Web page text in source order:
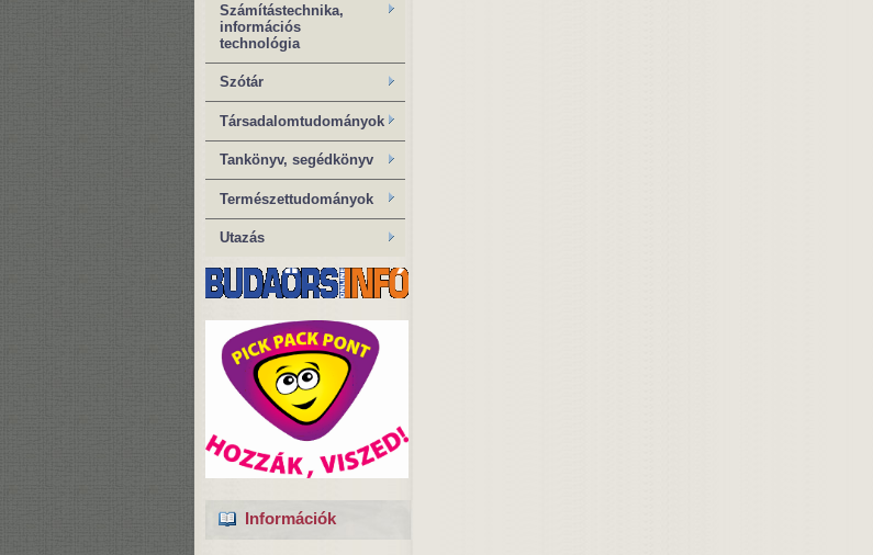
Számítástechnika,
információs
technológia
Szótár
Társadalomtudományok
Tankönyv, segédkönyv
Természettudományok
Utazás
Információk